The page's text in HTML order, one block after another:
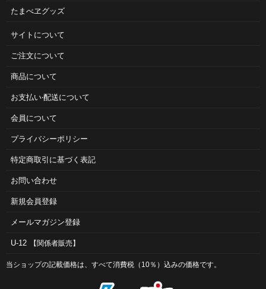
たまべヱグッズ
サイトについて
ご注⽂について
商品について
お⽀払い‧配送について
会員について
プライバシーポリシー
特定商取引に基づく表記
お問い合わせ
新規会員登録
メールマガジン登録
U-12 【関係者販売】
当ショップの記載価格は、すべて消費税（10％）込みの価格です。